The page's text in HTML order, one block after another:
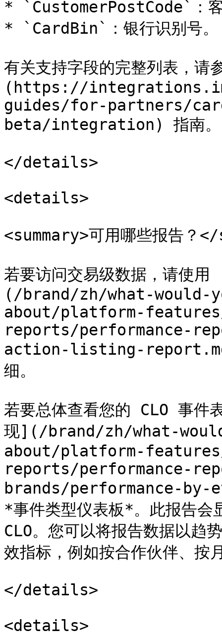
* `CustomerPostCode`：客
* `CardBin`：银行识别号。
有关支持字段的完整列表，
(https://
guides/for-partners/
beta/integration) 指南。
</details>
<details>
<summary>可用哪些报告？
若要访问交易级数据，请使
(/brand/zh/what-
about/platform-
reports/performance-
action-listing-report.md)
细。
若要总体查看您的 CLO 事件
现](/brand/zh/what-
about/platform-
reports/performance-
brands/performance-
*事件类型仪表板*。此报告会
CLO。您可以将报告数据以趋
效指标，例如按合作伙伴、按
</details>
<details>